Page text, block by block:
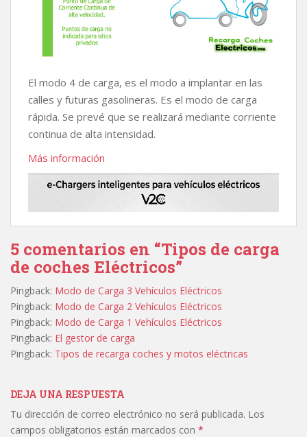
El modo 4 de carga, es el modo a implantar en las
calles y futuras gasolineras. Es el modo de carga
rápida. Se prevé que se realizará mediante corriente
continua de alta intensidad.
Más información
5 comentarios en “Tipos de carga
de coches Eléctricos”
Pingback: Modo de Carga 3 Vehículos Eléctricos
Pingback: Modo de Carga 2 Vehículos Eléctricos
Pingback: Modo de Carga 1 Vehículos Eléctricos
Pingback: El gestor de carga
Pingback: Tipos de recarga coches y motos eléctricas
DEJA UNA RESPUESTA
Tu dirección de correo electrónico no será publicada. Los
campos obligatorios están marcados con *